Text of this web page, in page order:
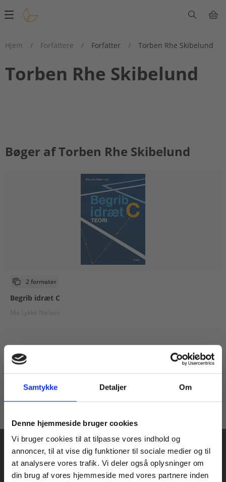
Samtykke Detaljer Om
Denne hjemmeside bruger cookies
Vi bruger cookies til at tilpasse vores indhold og
annoncer, til at vise dig funktioner til sociale medier og til
at analysere vores trafik. Vi deler også oplysninger om
din brug af vores hjemmeside med vores partnere inden
Main
Hjem
/ Forfattere / Forfatter / Torben Rhe Skibelund
Torben Rhe Skibelund
Bøger af Torben Rhe Skibelund
2 formater
Begrib idræt C
Mie Lykke Nielsen
Fra
109,00 KR.
Køb læremidler og find masterclasses mm.
Fortsæt som: